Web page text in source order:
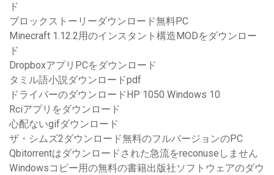
ド
ブロックストーリーダウンロード無料PC
Minecraft 1.12.2用のインスタント構造MODをダウンロー
ド
DropboxアプリPCをダウンロード
タミル語小説ダウンロードpdf
ドライバーのダウンロードHP 1050 Windows 10
Rciアプリをダウンロード
心配ないgifダウンロード
ザ・シムズ2ダウンロード無料のフルバージョンのPC
Qbitorrentはダウンロードされた急流をreconuseしません
Windowsコピー用の無料の書籍出版社ソフトウェアのダウ